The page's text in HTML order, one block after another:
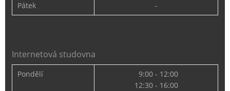
Pátek
-
Internetová studovna
Pondělí
9:00 - 12:00
12:30 - 16:00